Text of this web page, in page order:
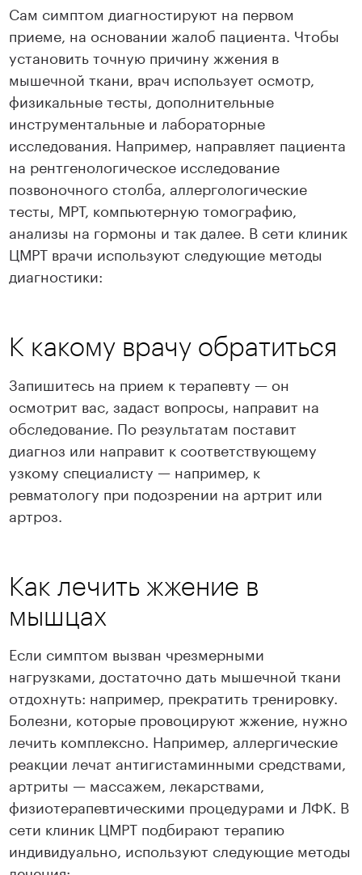
Сам симптом диагностируют на первом
приеме, на основании жалоб пациента. Чтобы
установить точную причину жжения в
мышечной ткани, врач использует осмотр,
физикальные тесты, дополнительные
инструментальные и лабораторные
исследования. Например, направляет пациента
на рентгенологическое исследование
позвоночного столба, аллергологические
тесты, МРТ, компьютерную томографию,
анализы на гормоны и так далее. В сети клиник
ЦМРТ врачи используют следующие методы
диагностики:
К какому врачу обратиться
Запишитесь на прием к терапевту — он
осмотрит вас, задаст вопросы, направит на
обследование. По результатам поставит
диагноз или направит к соответствующему
узкому специалисту — например, к
ревматологу при подозрении на артрит или
артроз.
Как лечить жжение в
мышцах
Если симптом вызван чрезмерными
нагрузками, достаточно дать мышечной ткани
отдохнуть: например, прекратить тренировку.
Болезни, которые провоцируют жжение, нужно
лечить комплексно. Например, аллергические
реакции лечат антигистаминными средствами,
артриты — массажем, лекарствами,
физиотерапевтическими процедурами и ЛФК. В
сети клиник ЦМРТ подбирают терапию
индивидуально, используют следующие методы